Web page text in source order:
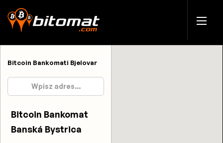
Bitcoin Bankomati Bjelovar
Bitcoin Bankomat
Banská Bystrica